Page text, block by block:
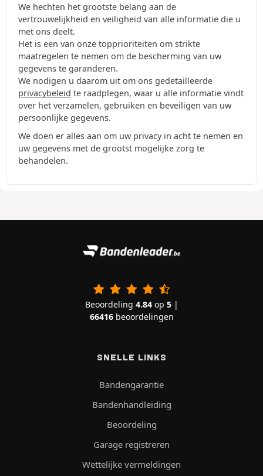
We hechten het grootste belang aan de
vertrouwelijkheid en veiligheid van alle informatie die u
met ons deelt.
Het is een van onze topprioriteiten om strikte
maatregelen te nemen om de bescherming van uw
gegevens te garanderen.
We nodigen u daarom uit om ons gedetailleerde
privacybeleid te raadplegen, waar u alle informatie vindt
over het verzamelen, gebruiken en beveiligen van uw
persoonlijke gegevens.
We doen er alles aan om uw privacy in acht te nemen en
uw gegevens met de grootst mogelijke zorg te
behandelen.
Beoordeling 4.84op 5|
66416beoordelingen
SNELLE LINKS
Bandengarantie
Bandenhandleiding
Beoordeling
Garage registreren
Wettelijke vermeldingen